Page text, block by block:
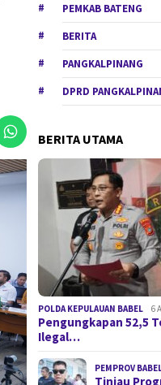
PEMKAB BATENG
BERITA
PANGKALPINANG
DPRD
BERITA UTAMA
POLDA KEPULAUAN BABEL 6
Pengungkapan 52,5
Ilegal…
PEMPROV
Tinjau